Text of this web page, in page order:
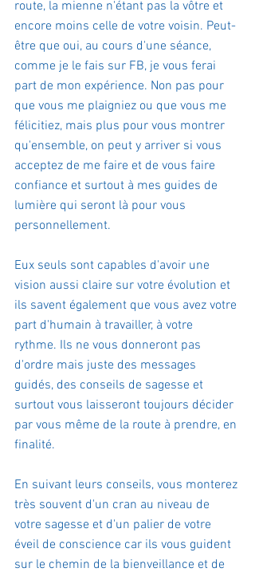
route, la mienne n'étant pas la vôtre et
encore moins celle de votre voisin. Peut-
être que oui, au cours d'une séance,
comme je le fais sur FB, je vous ferai
part de mon expérience. Non pas pour
que vous me plaigniez ou que vous me
félicitiez, mais plus pour vous montrer
qu'ensemble, on peut y arriver si vous
acceptez de me faire et de vous faire
confiance et surtout à mes guides de
lumière qui seront là pour vous
personnellement.
Eux seuls sont capables d'avoir une
vision aussi claire sur votre évolution et
ils savent également que vous avez votre
part d'humain à travailler, à votre
rythme. Ils ne vous donneront pas
d'ordre mais juste des messages
guidés, des conseils de sagesse et
surtout vous laisseront toujours décider
par vous même de la route à prendre, en
finalité.
En suivant leurs conseils, vous monterez
très souvent d'un cran au niveau de
votre sagesse et d'un palier de votre
éveil de conscience car ils vous guident
sur le chemin de la bienveillance et de